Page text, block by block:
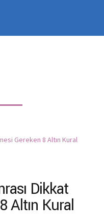
Dikkat
Altın Kural